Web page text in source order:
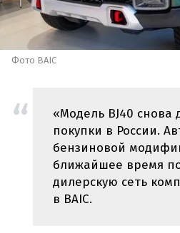
Фото BAIC
«Модель BJ40 снова
покупки в России.
бензиновой
ближайшее время
дилерскую сеть
в BAIC.